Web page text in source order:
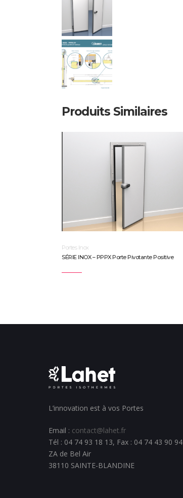
Produits Similaires
Portes Inox
SÉRIE INOX – PPPX Porte Pivotante Positive
L’innovation est à vos Portes
Email : contact@lahet.fr
Tél : 04 74 93 18 13, Fax : 04 74 43 90 94
ZA de Bel Air
38110 SAINTE-BLANDINE